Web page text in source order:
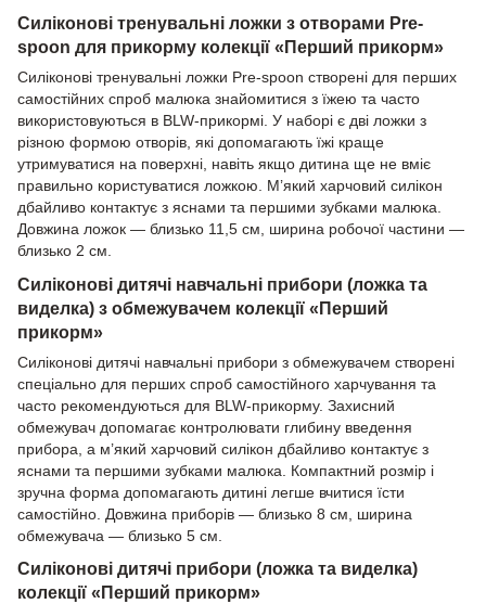
Силіконові тренувальні ложки з отворами Pre-
spoon для прикорму колекції «Перший прикорм»
Силіконові тренувальні ложки Pre-spoon створені для перших
самостійних спроб малюка знайомитися з їжею та часто
використовуються в BLW-прикормі. У наборі є дві ложки з
різною формою отворів, які допомагають їжі краще
утримуватися на поверхні, навіть якщо дитина ще не вміє
правильно користуватися ложкою. М’який харчовий силікон
дбайливо контактує з яснами та першими зубками малюка.
Довжина ложок — близько 11,5 см, ширина робочої частини —
близько 2 см.
Силіконові дитячі навчальні прибори (ложка та
виделка) з обмежувачем колекції «Перший
прикорм»
Силіконові дитячі навчальні прибори з обмежувачем створені
спеціально для перших спроб самостійного харчування та
часто рекомендуються для BLW-прикорму. Захисний
обмежувач допомагає контролювати глибину введення
прибора, а м’який харчовий силікон дбайливо контактує з
яснами та першими зубками малюка. Компактний розмір і
зручна форма допомагають дитині легше вчитися їсти
самостійно. Довжина приборів — близько 8 см, ширина
обмежувача — близько 5 см.
Силіконові дитячі прибори (ложка та виделка)
колекції «Перший прикорм»